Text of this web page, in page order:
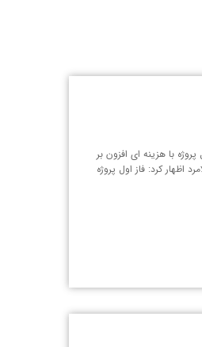
فاز اول پروژه با هزینه ای افزون بر
اظهار کرد: فاز اول پروژه